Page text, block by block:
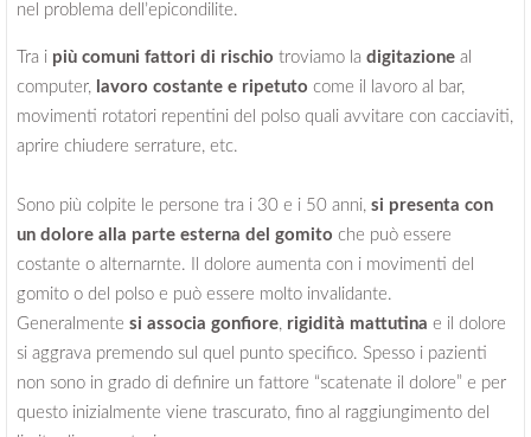
nel problema dell’epicondilite.
Tra i più comuni fattori di rischiotroviamo ladigitazione al
computer, lavoro costante e ripetuto come il lavoro al bar,
movimenti rotatori repentini del polso quali avvitare con cacciaviti,
aprire chiudere serrature, etc.
Sono più colpite le persone tra i 30 e i 50 anni,si presenta con
un dolore alla parte esterna del gomito che può essere
costante o alternarnte. Il dolore aumenta con i movimenti del
gomito o del polso e può essere molto invalidante.
Generalmente si associa gonfiore, rigidità mattutina e il dolore
si aggrava premendo sul quel punto specifico. Spesso i pazienti
non sono in grado di definire un fattore “scatenate il dolore” e per
questo inizialmente viene trascurato, fino al raggiungimento del